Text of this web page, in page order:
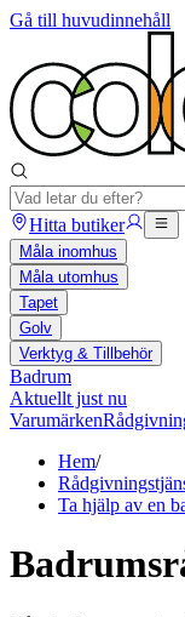
Gå till huvudinnehåll
Hitta butiker
Måla inomhus
Måla utomhus
Tapet
Golv
Verktyg & Tillbehör
Badrum
Aktuellt just nu
Varumärken
Hem/
Ta hjälp av en